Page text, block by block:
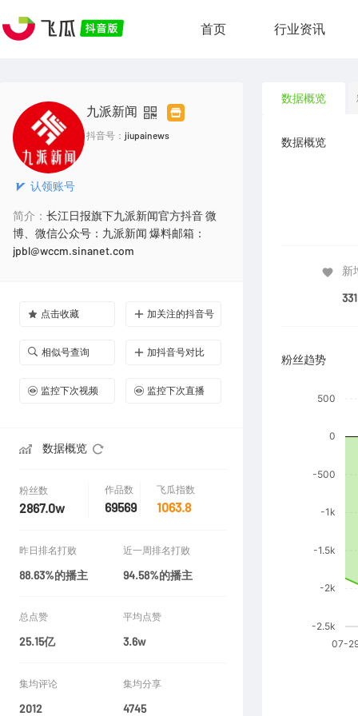
首页 行业资讯
认领账号
九派新闻
抖音号： jiupainews
简介： 长江日报旗下九派新闻官方抖音 微
博、微信公众号：九派新闻 爆料邮箱：
jpbl@wccm.sinanet.com
点击收藏 加关注的抖音号
相似号查询 加抖音号对比
监控下次视频 监控下次直播
数据概览
粉丝数
2867.0w
作品数
69569
飞瓜指数
1063.8
昨日排名打败
88.63%的播主
近一周排名打败
94.58%的播主
总点赞
25.15亿
平均点赞
3.6w
集均评论
2012
集均分享
4745
数据概览
数据概览
新
粉丝趋势